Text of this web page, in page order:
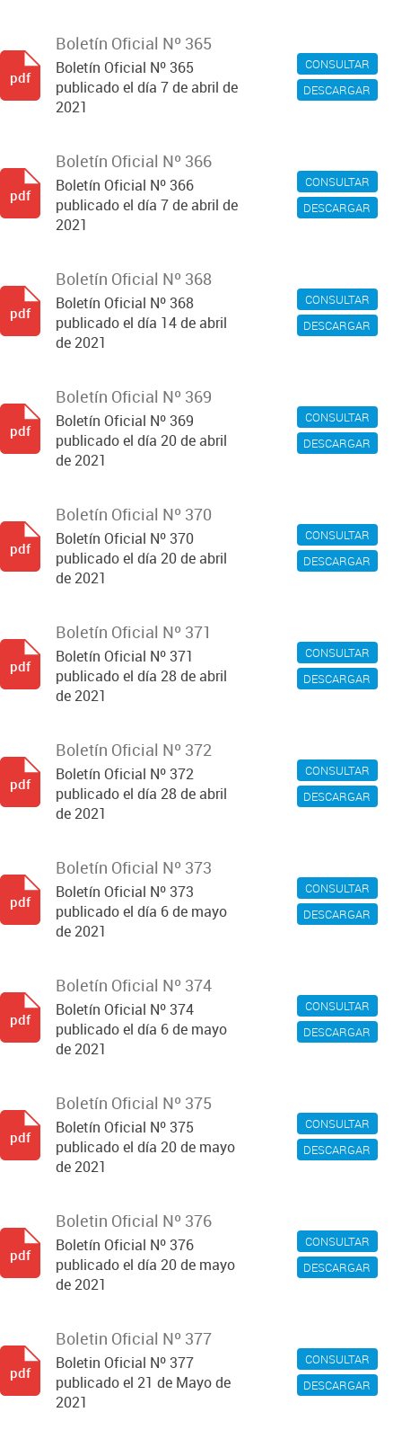
CONSULTAR
DESCARGAR
Boletín Oficial Nº 365
Boletín Oficial Nº 365
publicado el día 7 de abril de
2021
pdf
CONSULTAR
DESCARGAR
Boletín Oficial Nº 366
Boletín Oficial Nº 366
publicado el día 7 de abril de
2021
pdf
CONSULTAR
DESCARGAR
Boletín Oficial Nº 368
Boletín Oficial Nº 368
publicado el día 14 de abril
de 2021
pdf
CONSULTAR
DESCARGAR
Boletín Oficial Nº 369
Boletín Oficial Nº 369
publicado el día 20 de abril
de 2021
pdf
CONSULTAR
DESCARGAR
Boletín Oficial Nº 370
Boletín Oficial Nº 370
publicado el día 20 de abril
de 2021
pdf
CONSULTAR
DESCARGAR
Boletín Oficial Nº 371
Boletín Oficial Nº 371
publicado el día 28 de abril
de 2021
pdf
CONSULTAR
DESCARGAR
Boletín Oficial Nº 372
Boletín Oficial Nº 372
publicado el día 28 de abril
de 2021
pdf
CONSULTAR
DESCARGAR
Boletín Oficial Nº 373
Boletín Oficial Nº 373
publicado el día 6 de mayo
de 2021
pdf
CONSULTAR
DESCARGAR
Boletín Oficial Nº 374
Boletín Oficial Nº 374
publicado el día 6 de mayo
de 2021
pdf
CONSULTAR
DESCARGAR
Boletín Oficial Nº 375
Boletín Oficial Nº 375
publicado el día 20 de mayo
de 2021
pdf
CONSULTAR
DESCARGAR
Boletin Oficial Nº 376
Boletín Oficial Nº 376
publicado el día 20 de mayo
de 2021
pdf
CONSULTAR
DESCARGAR
Boletin Oficial Nº 377
Boletin Oficial Nº 377
publicado el 21 de Mayo de
2021
pdf